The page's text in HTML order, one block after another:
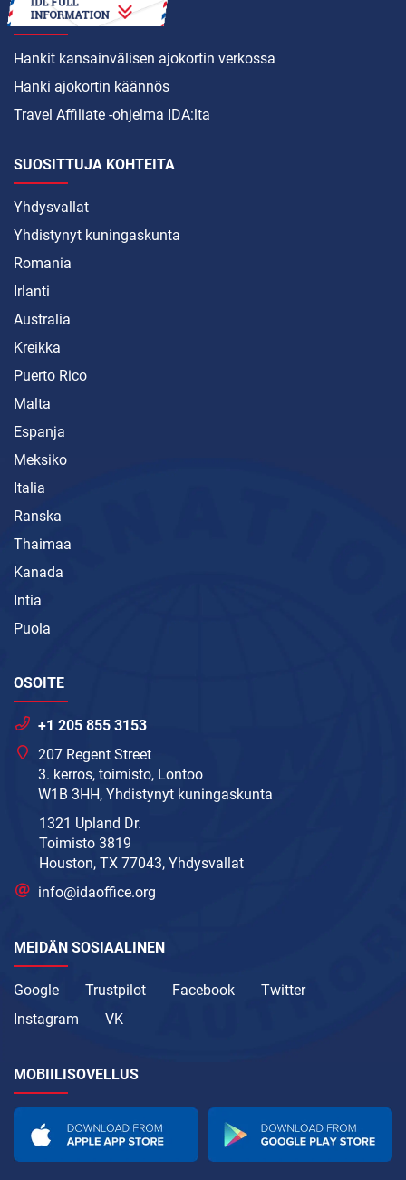
MITEN
Hankit kansainvälisen ajokortin verkossa
Hanki ajokortin käännös
Travel Affiliate -ohjelma IDA:lta
SUOSITTUJA KOHTEITA
Yhdysvallat
Yhdistynyt kuningaskunta
Romania
Irlanti
Australia
Kreikka
Puerto Rico
Malta
Espanja
Meksiko
Italia
Ranska
Thaimaa
Kanada
Intia
Puola
OSOITE
+1 205 855 3153
207 Regent Street
3. kerros, toimisto, Lontoo
W1B 3HH, Yhdistynyt kuningaskunta
1321 Upland Dr.
Toimisto 3819
Houston, TX 77043, Yhdysvallat
info@idaoffice.org
MEIDÄN SOSIAALINEN
Google Trustpilot Facebook
Twitter
Instagram
VK
MOBIILISOVELLUS